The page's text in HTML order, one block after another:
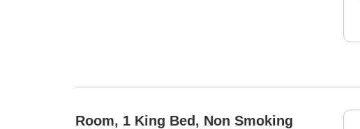
Room, 1 King Bed, Non Smoking